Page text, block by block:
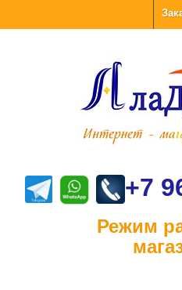
+7
Режим
Вт-Сб